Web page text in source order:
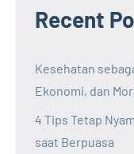
Recent
Kesehatan
Ekonomi, dan
4 Tips Tetap
saat Berpuasa